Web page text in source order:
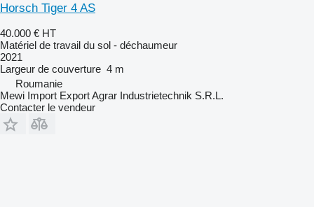
Horsch Tiger 4 AS
40.000 € HT
Matériel de travail du sol - déchaumeur
2021
Largeur de couverture 4 m
Roumanie
Mewi Import Export Agrar Industrietechnik S.R.L.
Contacter le vendeur